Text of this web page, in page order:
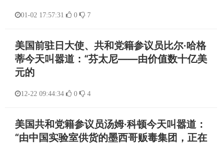
01-02 17:57:31 0 7
美国前驻日大使、共和党籍参议员比尔·哈格
蒂今天叫嚣道：“芬太尼——由价值数十亿美
元的
12-22 09:44:34 0 4
美国共和党籍参议员汤姆·科顿今天叫嚣道：
“由中国实验室供货的墨西哥贩毒集团，正在